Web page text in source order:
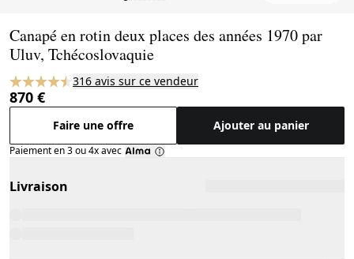
Canapé en rotin deux places des années 1970 par
Uluv, Tchécoslovaquie
316 avis sur ce vendeur
870 €
Faire une offre Ajouter au panier
Paiement en 3 ou 4x avec
Livraison